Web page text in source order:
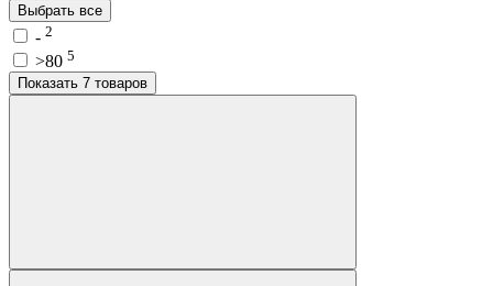
Выбрать все
- 2
>80 5
Показать 7 товаров